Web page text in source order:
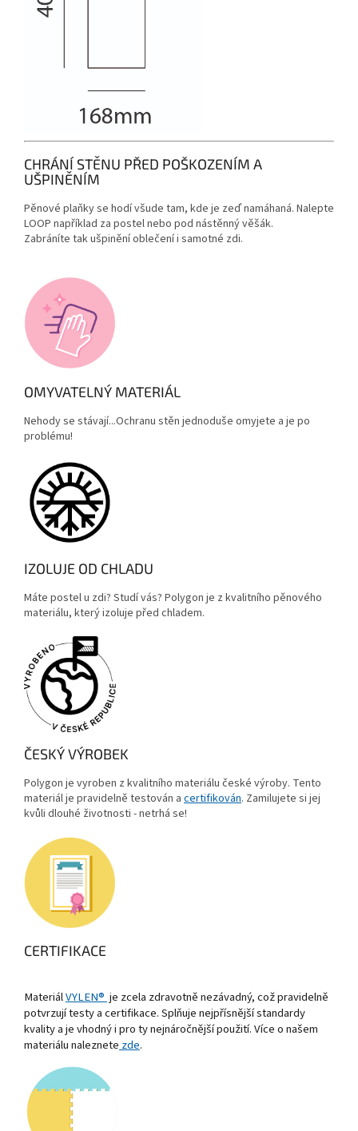
CHRÁNÍ STĚNU PŘED POŠKOZENÍM A
UŠPINĚNÍM
Pěnové plaňky se hodí všude tam, kde je zeď namáhaná. Nalepte
LOOP například za postel nebo pod nástěnný věšák.
Zabráníte tak ušpinění oblečení i samotné zdi.
OMYVATELNÝ MATERIÁL
Nehody se stávají...Ochranu stěn jednoduše omyjete a je po
problému!
IZOLUJE OD CHLADU
Máte postel u zdi? Studí vás? Polygon je z kvalitního pěnového
materiálu, který izoluje před chladem.
ČESKÝ VÝROBEK
Polygon je vyroben z kvalitního materiálu české výroby. Tento
materiál je pravidelně testován a certifikován. Zamilujete si jej
kvůli dlouhé životnosti - netrhá se!
CERTIFIKACE
MateriálVYLEN® je zcela zdravotně nezávadný, což pravidelně
potvrzují testy a certifikace. Splňuje nejpřísnější standardy
kvality a je vhodný i pro ty nejnáročnější použití. Více o našem
materiálu naleznete zde.